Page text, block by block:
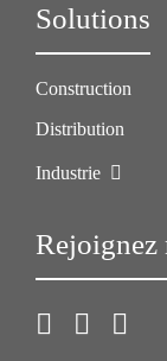
Solutions
Construction
Distribution
Industrie
Rejoignez